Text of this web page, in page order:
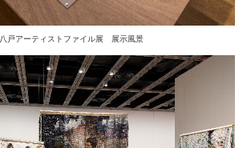
八戸アーティストファイル展 展示風景